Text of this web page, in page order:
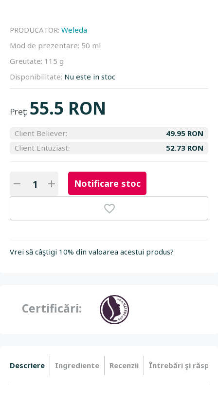
PRODUCATOR: Weleda
Mod de prezentare: 50 ml
Greutate: 115 g
Disponibilitate: Nu este in stoc
Preţ: 55.5 RON
Client Believer:
49.95 RON
Client Entuziast:
52.73 RON
Notificare stoc
Vrei să câştigi 10% din valoarea acestui produs?
Certificări:
Descriere Ingrediente Recenzii Întrebări şi